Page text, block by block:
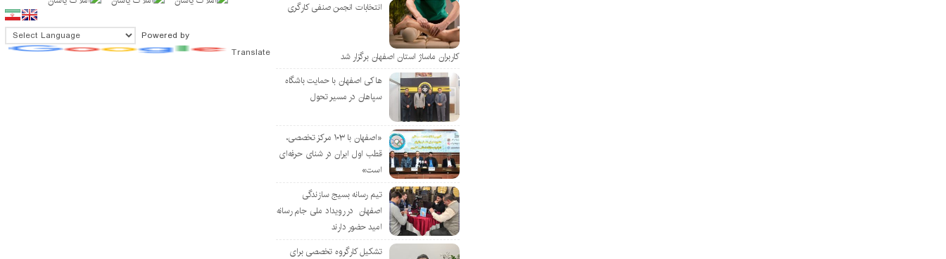
انتخابات انجمن صنفی کارگری
کاربران ماساژ استان اصفهان برگزار شد
هاکی اصفهان با حمایت باشگاه
سپاهان در مسیر تحول
«اصفهان با ۱۰۳ مرکز تخصصی،
قطب اول ایران در شنای حرفه‌ای
است»
تیم رسانه بسیج سازندگی
اصفهان در رویداد ملی جام رسانه
امید حضور دارند
تشکیل کارگروه تخصصی برای
Powered by
Translate